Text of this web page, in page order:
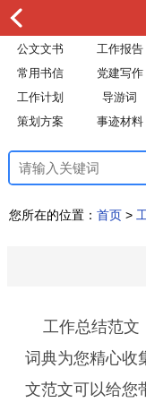
公文文书 工作报告
常用书信
党建写作
工作计划
导游词
策划方案
事迹材料
您所在的位置： 首页 >
工作总结范文
词典为您精心收
文范文可以给您